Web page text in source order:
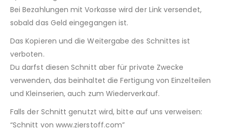
Bei Bezahlungen mit Vorkasse wird der Link versendet,
sobald das Geld eingegangen ist.
Das Kopieren und die Weitergabe des Schnittes ist
verboten.
Du darfst diesen Schnitt aber für private Zwecke
verwenden, das beinhaltet die Fertigung von Einzelteilen
und Kleinserien, auch zum Wiederverkauf.
Falls der Schnitt genutzt wird, bitte auf uns verweisen:
“Schnitt von www.zierstoff.com”